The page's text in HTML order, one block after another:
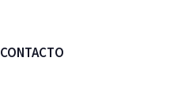
CONTACTO